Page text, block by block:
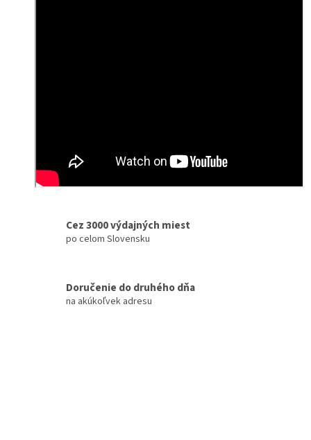
Cez 3000 výdajných miest
po celom Slovensku
Doručenie do druhého dňa
na akúkoľvek adresu